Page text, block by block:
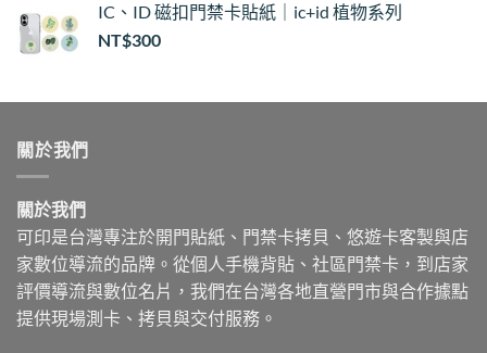
IC、ID 磁扣門禁卡貼紙｜ic+id 植物系列
NT$300
關於我們
關於我們
可印是台灣專注於開門貼紙、門禁卡拷貝、悠遊卡客製與店
家數位導流的品牌。從個人手機背貼、社區門禁卡，到店家
評價導流與數位名片，我們在台灣各地直營門市與合作據點
提供現場測卡、拷貝與交付服務。